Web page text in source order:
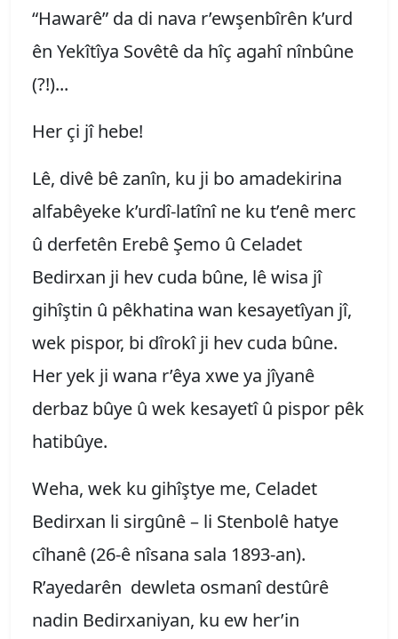
“Hawarê” da di nava r’ewşenbîrên k’urd
ên Yekîtîya Sovêtê da hîç agahî nînbûne
(?!)...
Her çi jî hebe!
Lê, divê bê zanîn, ku ji bo amadekirina
alfabêyeke k’urdî-latînî ne ku t’enê merc
û derfetên Erebê Şemo û Celadet
Bedirxan ji hev cuda bûne, lê wisa jî
gihîştin û pêkhatina wan kesayetîyan jî,
wek pispor, bi dîrokî ji hev cuda bûne.
Her yek ji wana r’êya xwe ya jîyanê
derbaz bûye û wek kesayetî û pispor pêk
hatibûye.
Weha, wek ku gihîştye me, Celadet
Bedirxan li sirgûnê – li Stenbolê hatye
cîhanê (26-ê nîsana sala 1893-an).
R’ayedarên dewleta osmanî destûrê
nadin Bedirxaniyan, ku ew her’in